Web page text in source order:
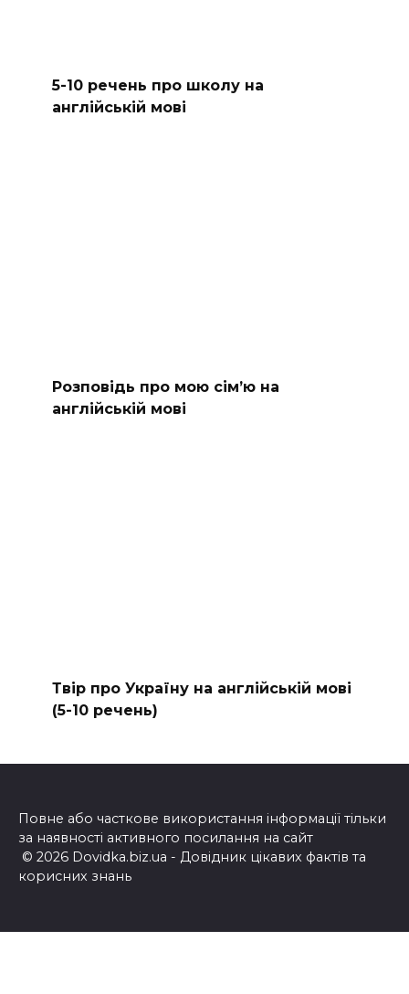
5-10 речень про школу на
англійській мові
Розповідь про мою сім’ю на
англійській мові
Твір про Україну на англійській мові
(5-10 речень)
Повне або часткове використання інформації тільки
за наявності активного посилання на сайт
© 2026 Dovidka.biz.ua - Довідник цікавих фактів та
корисних знань